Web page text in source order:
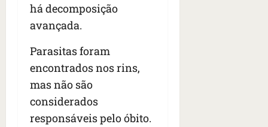
há decomposição
avançada.
Parasitas foram
encontrados nos rins,
mas não são
considerados
responsáveis pelo óbito.